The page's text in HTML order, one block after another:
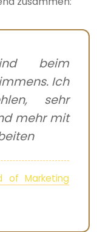
beim
Ich
sehr
mehr mit
of Marketing